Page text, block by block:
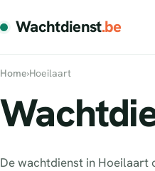
Wachtdienst.be
Home›Hoeilaart
De wachtdienst in Hoeilaart